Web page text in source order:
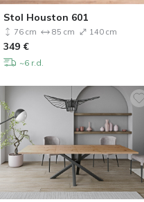
Stol Houston 601
76 cm 85 cm 140 cm
349 €
~6 r.d.